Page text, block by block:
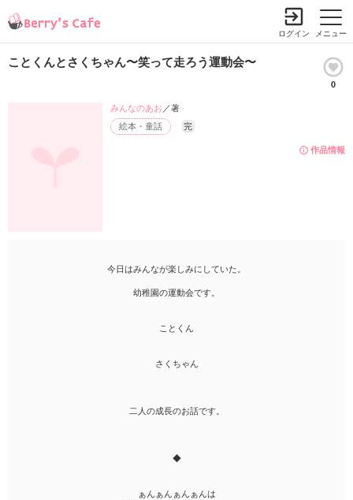
メニュー
ログイン
ことくんとさくちゃん〜笑って走ろう運動会〜
0
作品情報
絵本・童話 完
みんなのあお ／著
今日はみんなが楽しみにしていた。
幼稚園の運動会です。
ことくん
さくちゃん
二人の成長のお話です。
◆
ぁんぁんぁんぁんは